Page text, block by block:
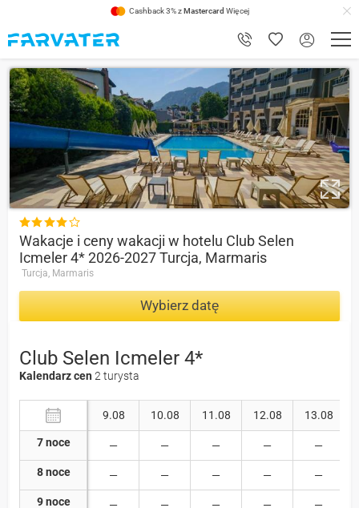
Cashback 3% zMastercard Więcej
3.4

Wakacje i ceny wakacji w hotelu Club Selen
Icmeler 4* 2026-2027 Turcja, Marmaris
Turcja, Marmaris
Wybierz datę
Club Selen Icmeler 4*
Kalendarz cen 2 turysta
7 noce
8 noce
9 noce
9.08 10.08 11.08 12.08 13.08